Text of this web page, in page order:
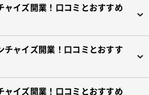
イズ開業！口コミとおすすめ
チャイズ開業！口コミとおすす
イズ開業！口コミとおすすめ